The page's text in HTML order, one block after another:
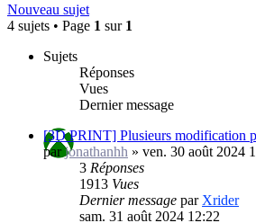
Nouveau sujet
4 sujets • Page 1 sur 1
Sujets
Réponses
Vues
Dernier message
[3D PRINT] Plusieurs modification
parjonathanhh » ven. 30 août 2024
3 Réponses
1913 Vues
Dernier message par Xrider
sam. 31 août 2024 12:22